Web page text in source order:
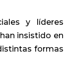
y líderes
insistido en
formas